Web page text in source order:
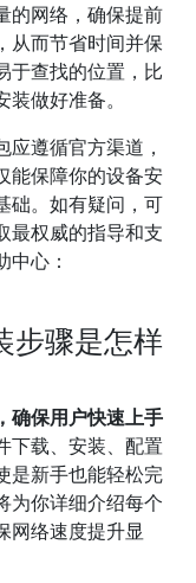
的网络，确保提前
从而节省时间并保
于查找的位置，比
做好准备。
遵循官方渠道，
能保障你的设备安
础。如有疑问，可
最权威的指导和支
心：
步骤是怎样
确保用户快速上手
下载、安装、配置
是新手也能轻松完
为你详细介绍每个
网络速度提升显